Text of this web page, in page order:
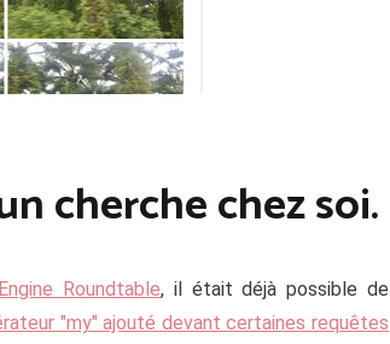
cherche chez soi.
Roundtable, il était déjà possible de
"my" ajouté devant certaines requêtes